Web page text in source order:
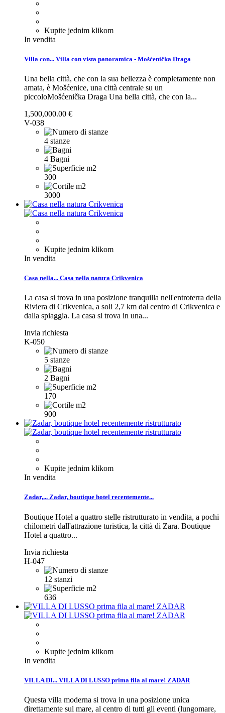
Kupite jednim klikom
In vendita
Villa con... Villa con vista panoramica - Mošćenička Draga
Una bella città, che con la sua bellezza è completamente non
amata, è Mošćenice, una città centrale su un
piccoloMošćenička Draga Una bella città, che con la...
1,500,000.00 €
V-038
4 stanze
4 Bagni
300
3000
Kupite jednim klikom
In vendita
Casa nella... Casa nella natura Crikvenica
La casa si trova in una posizione tranquilla nell'entroterra della
Riviera di Crikvenica, a soli 2,7 km dal centro di Crikvenica e
dalla spiaggia. La casa si trova in una...
Invia richiesta
K-050
5 stanze
2 Bagni
170
900
Kupite jednim klikom
In vendita
Zadar,... Zadar, boutique hotel recentemente...
Boutique Hotel a quattro stelle ristrutturato in vendita, a pochi
chilometri dall'attrazione turistica, la città di Zara. Boutique
Hotel a quattro...
Invia richiesta
H-047
12 stanzi
636
Kupite jednim klikom
In vendita
VILLA DI... VILLA DI LUSSO prima fila al mare! ZADAR
Questa villa moderna si trova in una posizione unica
direttamente sul mare, al centro di tutti gli eventi (lungomare,